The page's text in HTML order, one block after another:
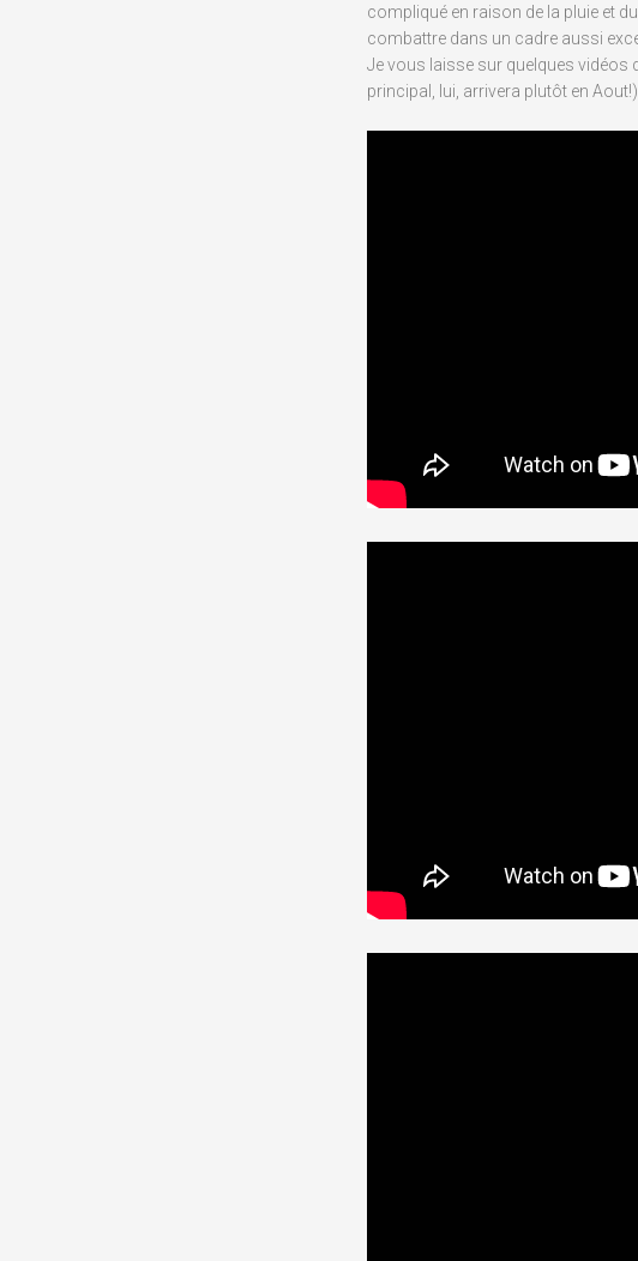
compliqué en raison de la pluie et
combattre dans un cadre aussi
Je vous laisse sur quelques vidéos
principal, lui, arrivera plutôt en